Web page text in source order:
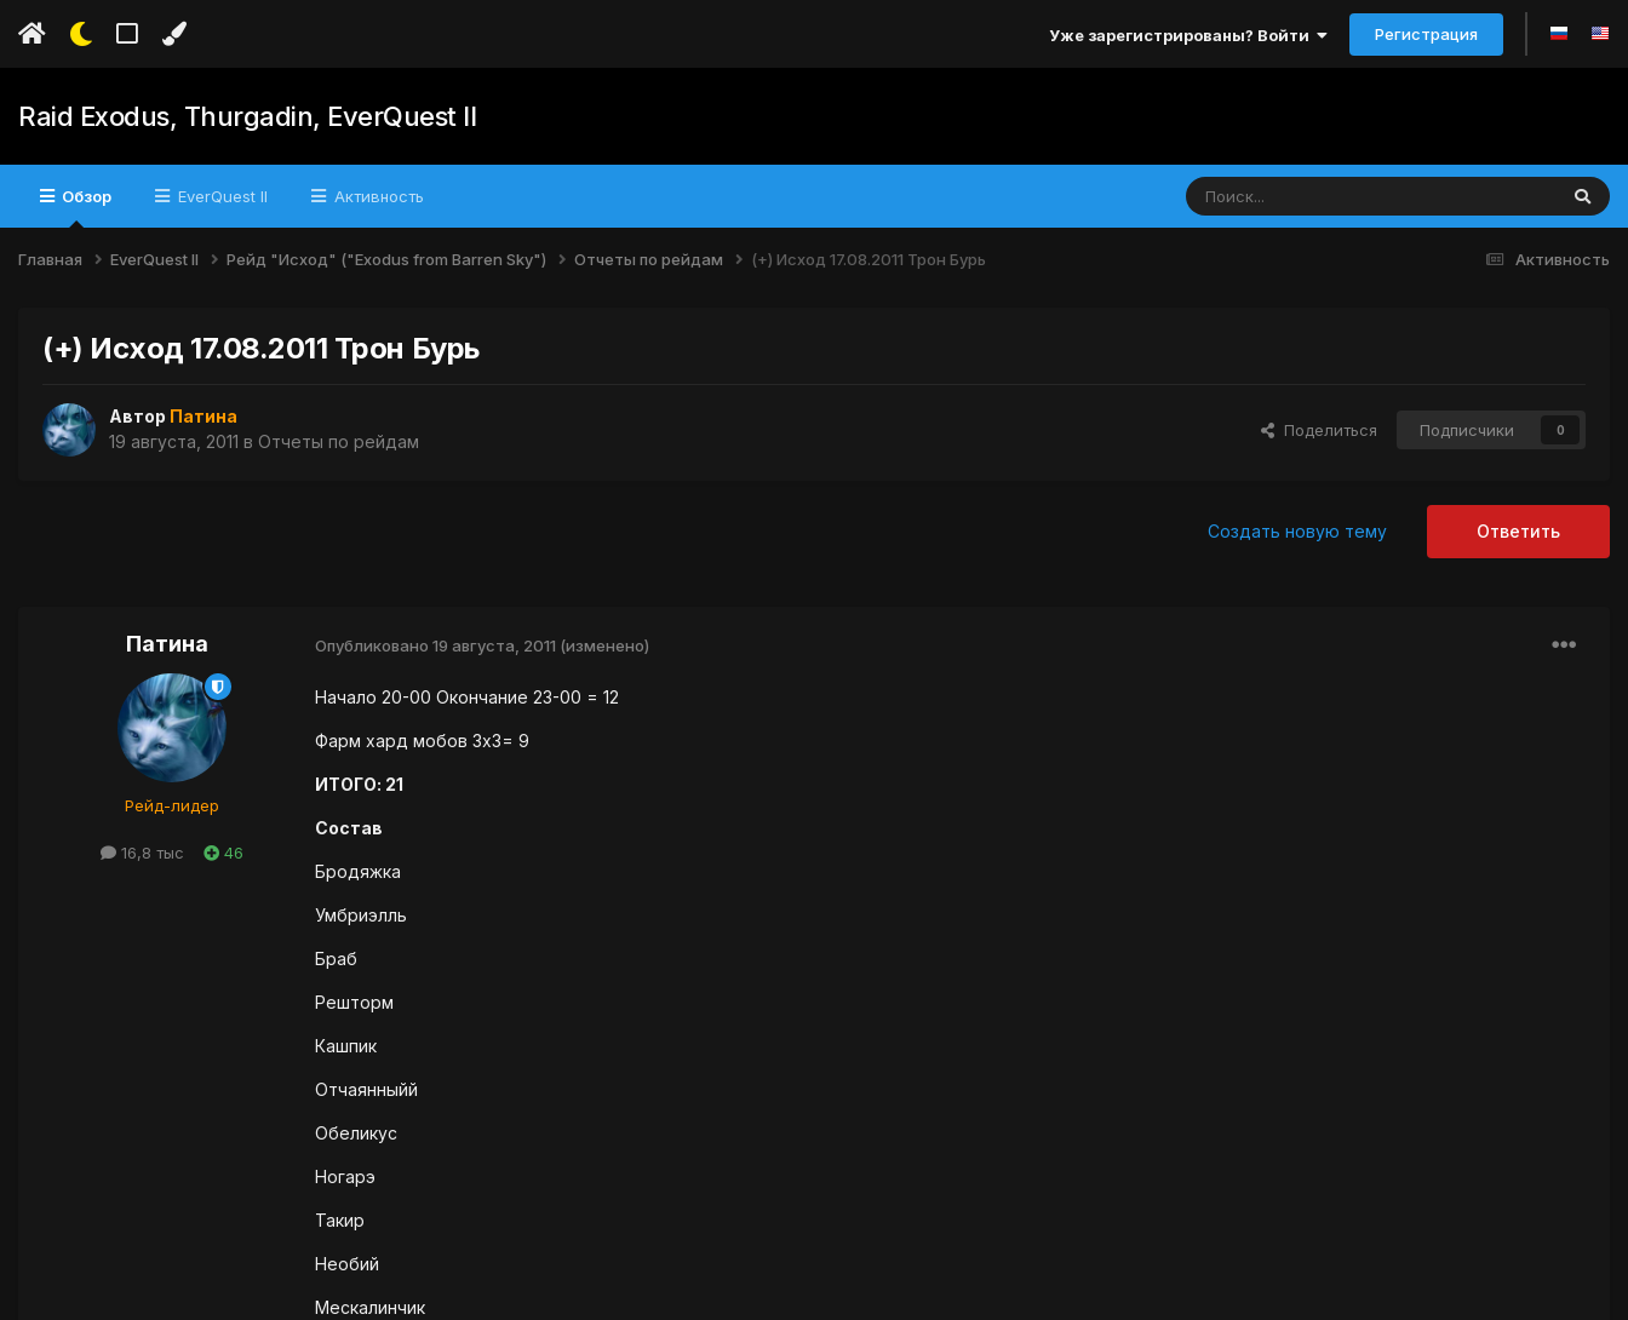
Уже зарегистрированы? Войти Регистрация
Raid Exodus, Thurgadin, EverQuest II
Обзор EverQuest II Активность
Активность
Главная EverQuest II Рейд "Исход" ("Exodus from Barren Sky") Отчеты по рейдам (+) Исход 17.08.2011 Трон Бурь
(+) Исход 17.08.2011 Трон Бурь
Автор Патина
19 августа, 2011 в Отчеты по рейдам
Поделиться Подписчики 0
Ответить
Создать новую тему
Патина
Рейд-лидер
16,8 тыс 46
Опубликовано 19 августа, 2011 (изменено)
Начало 20-00 Окончание 23-00 = 12
Фарм хард мобов 3х3= 9
ИТОГО: 21
Состав
Бродяжка
Умбриэлль
Браб
Решторм
Кашпик
Отчаянныйй
Обеликус
Ногарэ
Такир
Необий
Мескалинчик